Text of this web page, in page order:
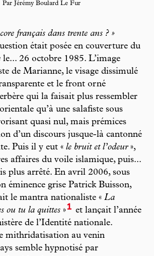
Par Jérémy Boulard Le Fur
français dans trente ans ? »
était posée en couverture du
le... 26 octobre 1985. L’image
de Marianne, le visage dissimulé
et le front orné
qui la faisait plus ressembler
qu’à une salafiste sous
quasi nul, mais prémices
d’un discours jusque-là cantonné
Puis il y eut « le bruit et l’odeur»,
affaires du voile islamique, puis...
plus arrêté. En avril 2006, sous
éminence grise Patrick Buisson,
le mantra nationaliste « La
ou tu la quittes »1 et lançait l’année
de l’Identité nationale.
mithridatisation au venin
semble hypnotisé par